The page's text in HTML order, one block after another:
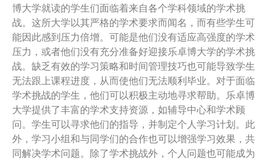
博大学就读的学生们面临着来自各个学科领域的学术挑
战。这所大学以其严格的学术要求而闻名，而有些学生可
能因此感到压力倍增。可能是他们没有适应高强度的学术
压力，或者他们没有充分准备好迎接乐卓博大学的学术挑
战。缺乏有效的学习策略和时间管理技巧也可能导致学生
无法跟上课程进度，从而使他们无法顺利毕业。对于面临
学术挑战的学生，他们可以积极主动地寻求帮助。乐卓博
大学提供了丰富的学术支持资源，如辅导中心和学术顾
问。学生可以寻求他们的指导，并制定个人学习计划。此
外，学习小组和与同学们的合作也可以增强学习效果，共
同解决学术问题。除了学术挑战外，个人问题也可能成为